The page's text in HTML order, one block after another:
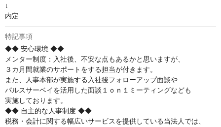
↓
内定
特記事項
◆◆ 安心環境 ◆◆
メンター制度：入社後、不安な点もあるかと思いますが、
３カ月間就業のサポートをする担当が付きます。
また、人事本部が実施する入社後フォローアップ面談や
パルスサーベイを活用した面談１ｏｎ１ミーティングなども
実施しております。
◆◆ 自主的な人事制度 ◆◆
税務・会計に関する幅広いサービスを提供している当法人では、